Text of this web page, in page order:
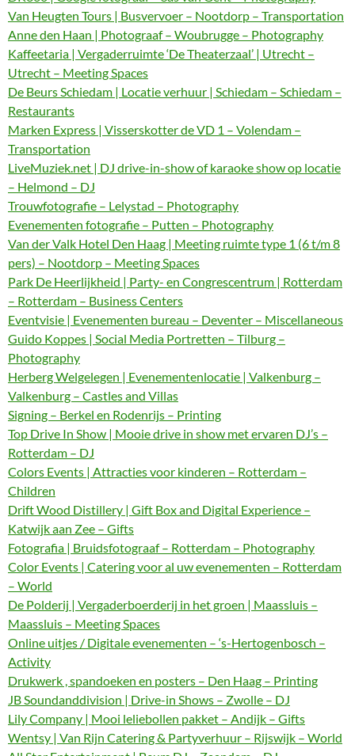
Van Heugten Tours | Busvervoer – Nootdorp – Transportation
Anne den Haan | Photograaf – Woubrugge – Photography
Kaffeetaria | Vergaderruimte ‘De Theaterzaal’ | Utrecht –
Utrecht – Meeting Spaces
De Beurs Schiedam | Locatie verhuur | Schiedam – Schiedam –
Restaurants
Marken Express | Visserskotter de VD 1 – Volendam –
Transportation
LiveMuziek.net | DJ drive-in-show of karaoke show op locatie
– Helmond – DJ
Trouwfotografie – Lelystad – Photography
Evenementen fotografie – Putten – Photography
Van der Valk Hotel Den Haag | Meeting ruimte type 1 (6 t/m 8
pers) – Nootdorp – Meeting Spaces
Park De Heerlijkheid | Party- en Congrescentrum | Rotterdam
– Rotterdam – Business Centers
Eventvisie | Evenementen bureau – Deventer – Miscellaneous
Guido Koppes | Social Media Portretten – Tilburg –
Photography
Herberg Welgelegen | Evenementenlocatie | Valkenburg –
Valkenburg – Castles and Villas
Signing – Berkel en Rodenrijs – Printing
Top Drive In Show | Mooie drive in show met ervaren DJ’s –
Rotterdam – DJ
Colors Events | Attracties voor kinderen – Rotterdam –
Children
Drift Wood Distillery | Gift Box and Digital Experience –
Katwijk aan Zee – Gifts
Fotografia | Bruidsfotograaf – Rotterdam – Photography
Color Events | Catering voor al uw evenementen – Rotterdam
– World
De Polderij | Vergaderboerderij in het groen | Maassluis –
Maassluis – Meeting Spaces
Online uitjes / Digitale evenementen – ‘s-Hertogenbosch –
Activity
Drukwerk , spandoeken en posters – Den Haag – Printing
JB Soundanddivision | Drive-in Shows – Zwolle – DJ
Lily Company | Mooi leliebollen pakket – Andijk – Gifts
Wentsy | Van Rijn Catering & Partyverhuur – Rijswijk – World